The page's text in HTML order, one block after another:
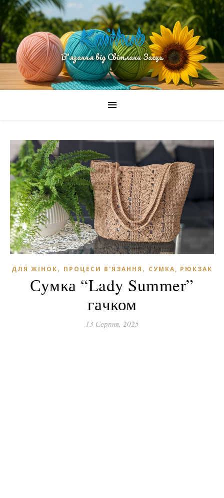
Knithub
В'язання від Світлани Заєць
ДЛЯ ЖІНОК, ПРОЦЕСИ В'ЯЗАННЯ , СУМКА, РЮКЗАК
Сумка “Lady Summer”
гачком
13 Серпня, 2025